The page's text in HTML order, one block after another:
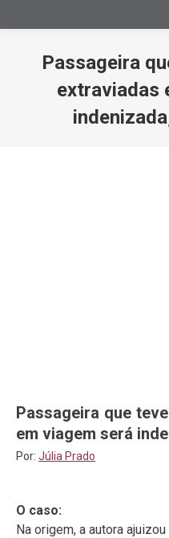
Passageira
extraviadas
Passageira que
em viagem será
Por: Júlia Prado
O caso:
Na origem, a autora